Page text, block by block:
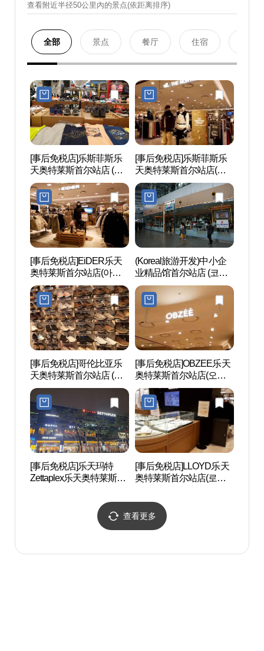
查看附近半径50公里內的景点(依距离排序)
全部 景点 餐厅 住宿
[事后免税店]乐斯菲斯乐
天奥特莱斯首尔站店 (노
스페이스 롯데서울역)
[事后免税店]乐斯菲斯乐
天奥特莱斯首尔站店(노
스페이스 롯데아울렛 서
울역점)
[事后免税店]EiDER乐天
奥特莱斯首尔站店(아이
더 롯데아울렛 서울역점)
(Koreal旅游开发)中小企
业精品馆首尔站店 (코레
일관광개발 ㈜중소기업
명품마루 서울역점)
[事后免税店]哥伦比亚乐
天奥特莱斯首尔站店 (컬
럼비아 롯데서울역)
[事后免税店]OBZEE乐天
奥特莱斯首尔站店(오브
제 롯데아울렛 서울역점)
[事后免税店]乐天玛特
Zettaplex乐天奥特莱斯首
렉스 롯데아울렛 서울역
[事后免税店]LLOYD乐天
奥特莱斯首尔站店(로이
查看更多